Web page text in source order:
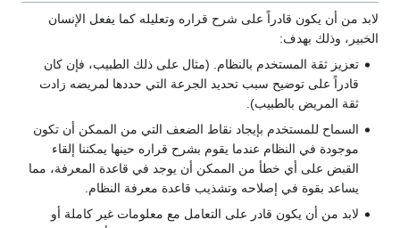
لابد من أن يكون قادراً على شرح قراره وتعليله كما يفعل الإنسان
الخبير، وذلك بهدف:
تعزيز ثقة المستخدم بالنظام. (مثال على ذلك الطبيب، فإن كان
قادراً على توضيح سبب تحديد الجرعة التي حددها لمريضه زادت
ثقة المريض بالطبيب).
السماح للمستخدم بإيجاد نقاط الضعف التي من الممكن أن تكون
موجودة في النظام عندما يقوم بشرح قراره حينها يمكننا إلقاء
القبض على أي خطأ من الممكن أن يوجد في قاعدة المعرفة، مما
يساعد بقوة في إصلاحه وتشذيب قاعدة معرفة النظام.
لابد من أن يكون قادر على التعامل مع معلومات غير كاملة أو